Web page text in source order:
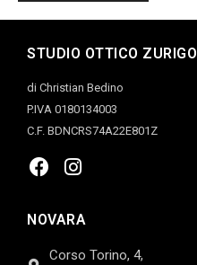
STUDIO OTTICO ZURIGO
di Christian Bedino
P.IVA 0180134003
C.F. BDNCRS74A22E801Z
NOVARA
Corso Torino, 4,